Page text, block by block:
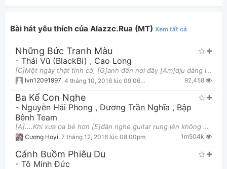
Thông tin chung
Bài hát yêu thích của Alazzc.Rua (MT) Xem tất cả
Những Bức Tranh Màu
- Thái Vũ (BlackBi) , Cao Long
[C]Một ngày thật tình cờ, [G]anh đến nơi đây [Am]dịu dàng lời ngọt ngào, [Em]nắm lấy đôi tay * [F]
lvn12091997 4 tháng 10, 2016 lúc 09:06pm 92,458
Ba Kể Con Nghe
- Nguyễn Hải Phong , Dương Trần Nghĩa , Bập
Bênh Team
[A]....Khi xưa ba bé hơn [E]đàn nghe guitar rung lên không bao giờ xao [F#m]lãng Dây buông dây bấm
Cương Hoyi, 7 tháng 12, 2016 lúc 08:00pm 1m504k
Cánh Buồm Phiêu Du
- Tô Minh Đức